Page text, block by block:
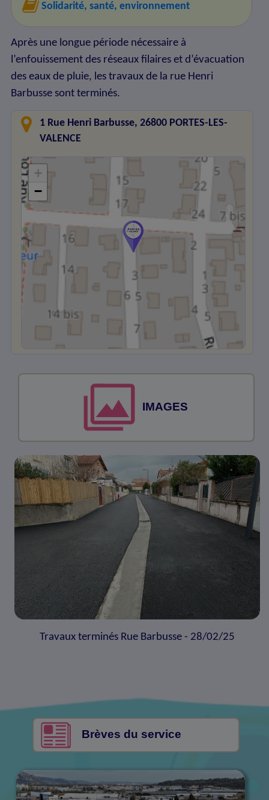
Solidarité, santé, environnement
Après une longue période nécessaire à
l’enfouissement des réseaux filaires et d’évacuation
des eaux de pluie, les travaux de la rue Henri
Barbusse sont terminés.
1 Rue Henri Barbusse, 26800 PORTES-LES-
VALENCE
+
−
IMAGES
Travaux terminés Rue Barbusse - 28/02/25
Brèves du service